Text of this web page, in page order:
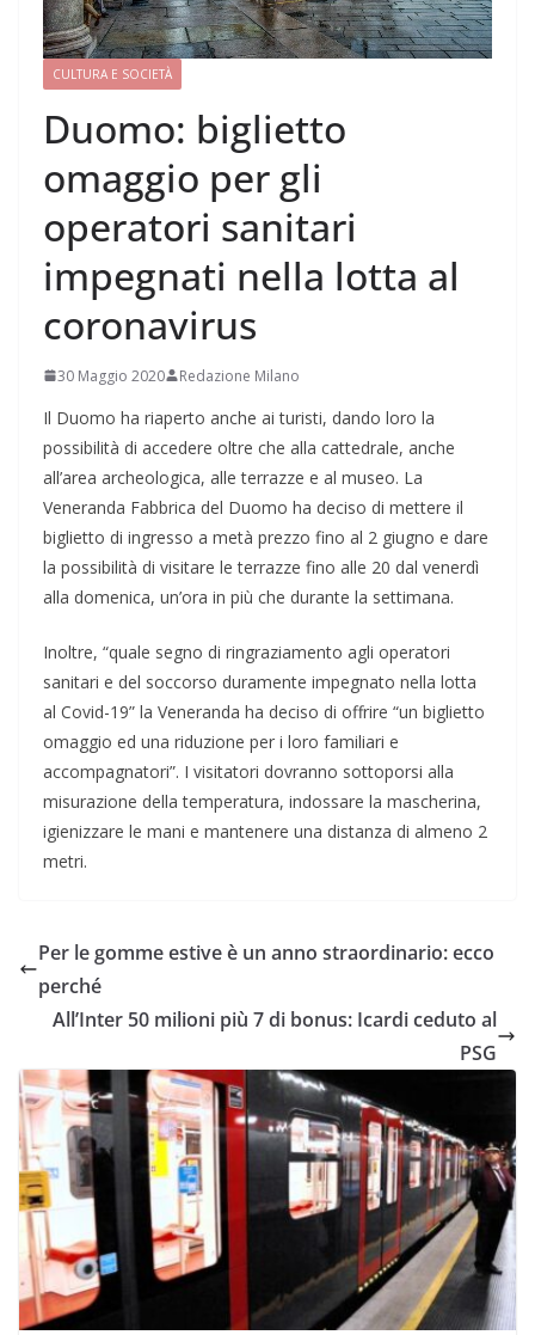
CULTURA E SOCIETÀ
Duomo: biglietto
omaggio per gli
operatori sanitari
impegnati nella lotta al
coronavirus
30 Maggio 2020 Redazione Milano
Il Duomo ha riaperto anche ai turisti, dando loro la
possibilità di accedere oltre che alla cattedrale, anche
all’area archeologica, alle terrazze e al museo. La
Veneranda Fabbrica del Duomo ha deciso di mettere il
biglietto di ingresso a metà prezzo fino al 2 giugno e dare
la possibilità di visitare le terrazze fino alle 20 dal venerdì
alla domenica, un’ora in più che durante la settimana.
Inoltre, “quale segno di ringraziamento agli operatori
sanitari e del soccorso duramente impegnato nella lotta
al Covid-19” la Veneranda ha deciso di offrire “un biglietto
omaggio ed una riduzione per i loro familiari e
accompagnatori”. I visitatori dovranno sottoporsi alla
misurazione della temperatura, indossare la mascherina,
igienizzare le mani e mantenere una distanza di almeno 2
metri.
Per le gomme estive è un anno straordinario: ecco
perché
All’Inter 50 milioni più 7 di bonus: Icardi ceduto al
PSG